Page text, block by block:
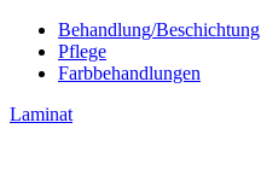
Behandlung/Beschichtung
Pflege
Farbbehandlungen
Laminat